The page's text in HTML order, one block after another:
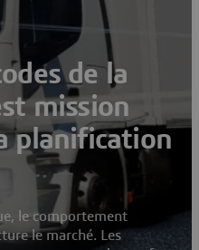
de la
mission
planification
le comportement
le marché. Les